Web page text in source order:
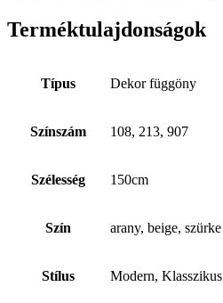
Terméktulajdonságok
Típus Dekor függöny
Színszám 108, 213, 907
Szélesség 150cm
Szín arany, beige, szürke
Stílus Modern, Klasszikus